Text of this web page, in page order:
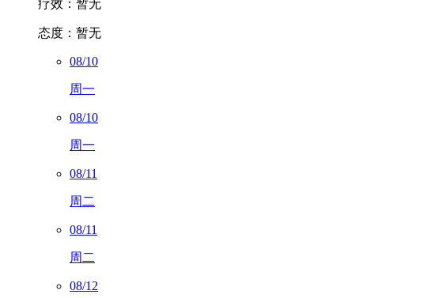
疗效： 暂无
态度： 暂无
08/10
周一
08/10
周一
08/11
周二
08/11
周二
08/12